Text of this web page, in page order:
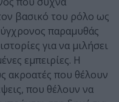
βασικό του ρόλο ως
παραμυθάς
για να μιλήσει
εμπειρίες. Η
ακροατές που θέλουν
που θέλουν να